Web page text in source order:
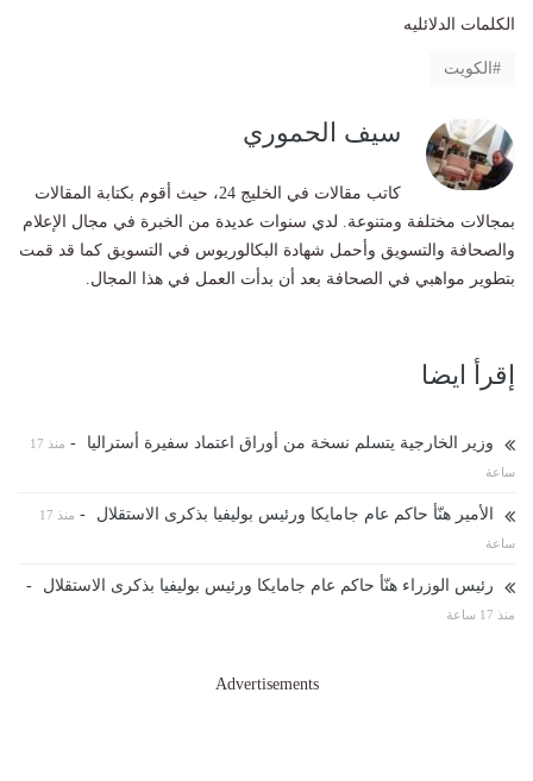
الكلمات الدلائليه
الكويت
سيف الحموري
كاتب مقالات في الخليج 24، حيث أقوم بكتابة المقالات
بمجالات مختلفة ومتنوعة. لدي سنوات عديدة من الخبرة في مجال الإعلام
والصحافة والتسويق وأحمل شهادة البكالوريوس في التسويق كما قد قمت
بتطوير مواهبي في الصحافة بعد أن بدأت العمل في هذا المجال.
إقرأ ايضا
وزير الخارجية يتسلم نسخة من أوراق اعتماد سفيرة أستراليا -
منذ 17
ساعة
الأمير هنّأ حاكم عام جامايكا ورئيس بوليفيا بذكرى الاستقلال -
منذ 17
ساعة
رئيس الوزراء هنّأ حاكم عام جامايكا ورئيس بوليفيا بذكرى الاستقلال -
منذ 17 ساعة
Advertisements